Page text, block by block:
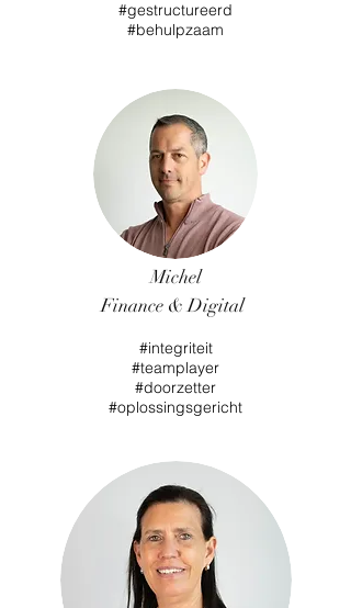
#gestructureerd
#behulpzaam
Michel
Finance & Digital
#integriteit
#teamplayer
#doorzetter
#oplossingsgericht